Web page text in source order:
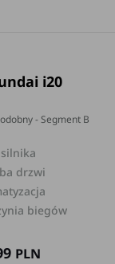
i20
- Segment B
drzwi
biegów
PLN